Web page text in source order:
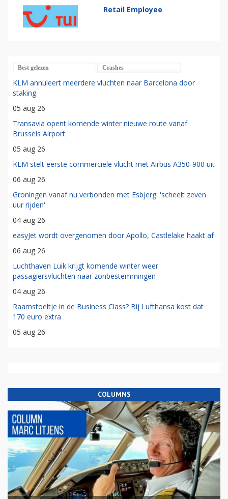
Retail Employee
Best gelezen Crashes
KLM annuleert meerdere vluchten naar Barcelona door
staking
05 aug 26
Transavia opent komende winter nieuwe route vanaf
Brussels Airport
05 aug 26
KLM stelt eerste commerciële vlucht met Airbus A350-900 uit
06 aug 26
Groningen vanaf nu verbonden met Esbjerg: 'scheelt zeven
uur rijden'
04 aug 26
easyJet wordt overgenomen door Apollo, Castlelake haakt af
06 aug 26
Luchthaven Luik krijgt komende winter weer
passagiersvluchten naar zonbestemmingen
04 aug 26
Raamstoeltje in de Business Class? Bij Lufthansa kost dat
170 euro extra
05 aug 26
COLUMNS